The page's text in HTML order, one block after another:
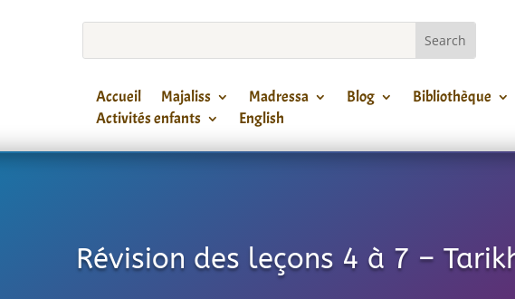
Accueil Majaliss Madressa Blog
Bibliothèque
Activités enfants
English
Révision des leçons 4 à 7 –